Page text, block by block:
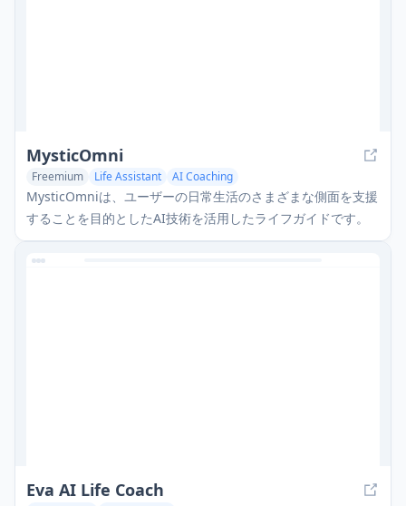
MysticOmni
Freemium Life Assistant AI Coaching
MysticOmniは、ユーザーの日常生活のさまざまな側面を支援
することを目的としたAI技術を活用したライフガイドです。
Eva AI Life Coach